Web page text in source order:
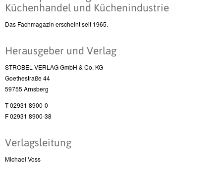
Küchenhandel und Küchenindustrie
Das Fachmagazin erscheint seit 1965.
Herausgeber und Verlag
STROBEL VERLAG GmbH & Co. KG
Goethestraße 44
59755 Arnsberg
T 02931 8900-0
F 02931 8900-38
Verlagsleitung
Michael Voss